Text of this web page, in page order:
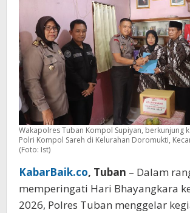
Wakapolres Tuban Kompol Supiyan, berkunjung
Polri Kompol Sareh di Kelurahan Doromukti,
(Foto: Ist)
KabarBaik.co, Tuban – Dalam
memperingati Hari Bhayangkara
2026, Polres Tuban menggelar